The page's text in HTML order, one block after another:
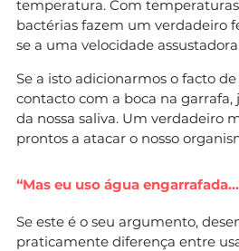
temperatura. Com
bactérias fazem um verdadeiro
se a uma velocidade assustadora.
Se a isto adicionarmos o facto
contacto com a boca na
da nossa saliva. Um verdadeiro
prontos a atacar o nosso
“Mas eu uso água
Se este é o seu argumento,
praticamente diferença entre